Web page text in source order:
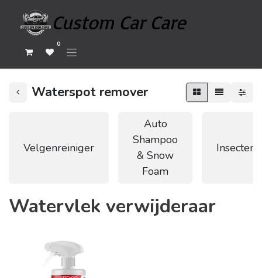
0
Waterspot remover
Velgenreiniger
Auto
Shampoo
& Snow
Foam
Watervlek verwijderaar